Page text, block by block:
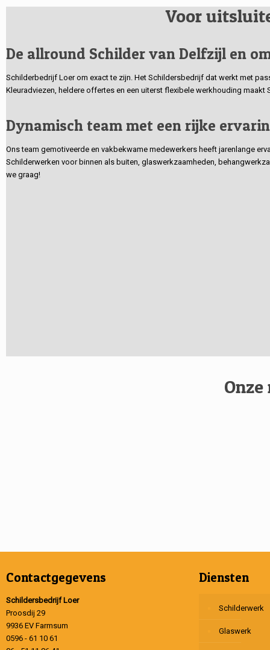
Voor
De allround Schilder van Delfzijl en
Schilderbedrijf Loer om exact te zijn. Het Schildersbedrijf dat werkt met
Kleuradviezen, heldere offertes en een uiterst flexibele werkhouding
Dynamisch team met een rijke
Ons team gemotiveerde en vakbekwame medewerkers heeft jarenlange
Schilderwerken voor binnen als buiten, glaswerkzaamheden,
we graag!
Contactgegevens
Schildersbedrijf Loer
Proosdij 29
9936 EV Farmsum
0596 - 61 10 61
Diensten
Schilderwerk
Glaswerk